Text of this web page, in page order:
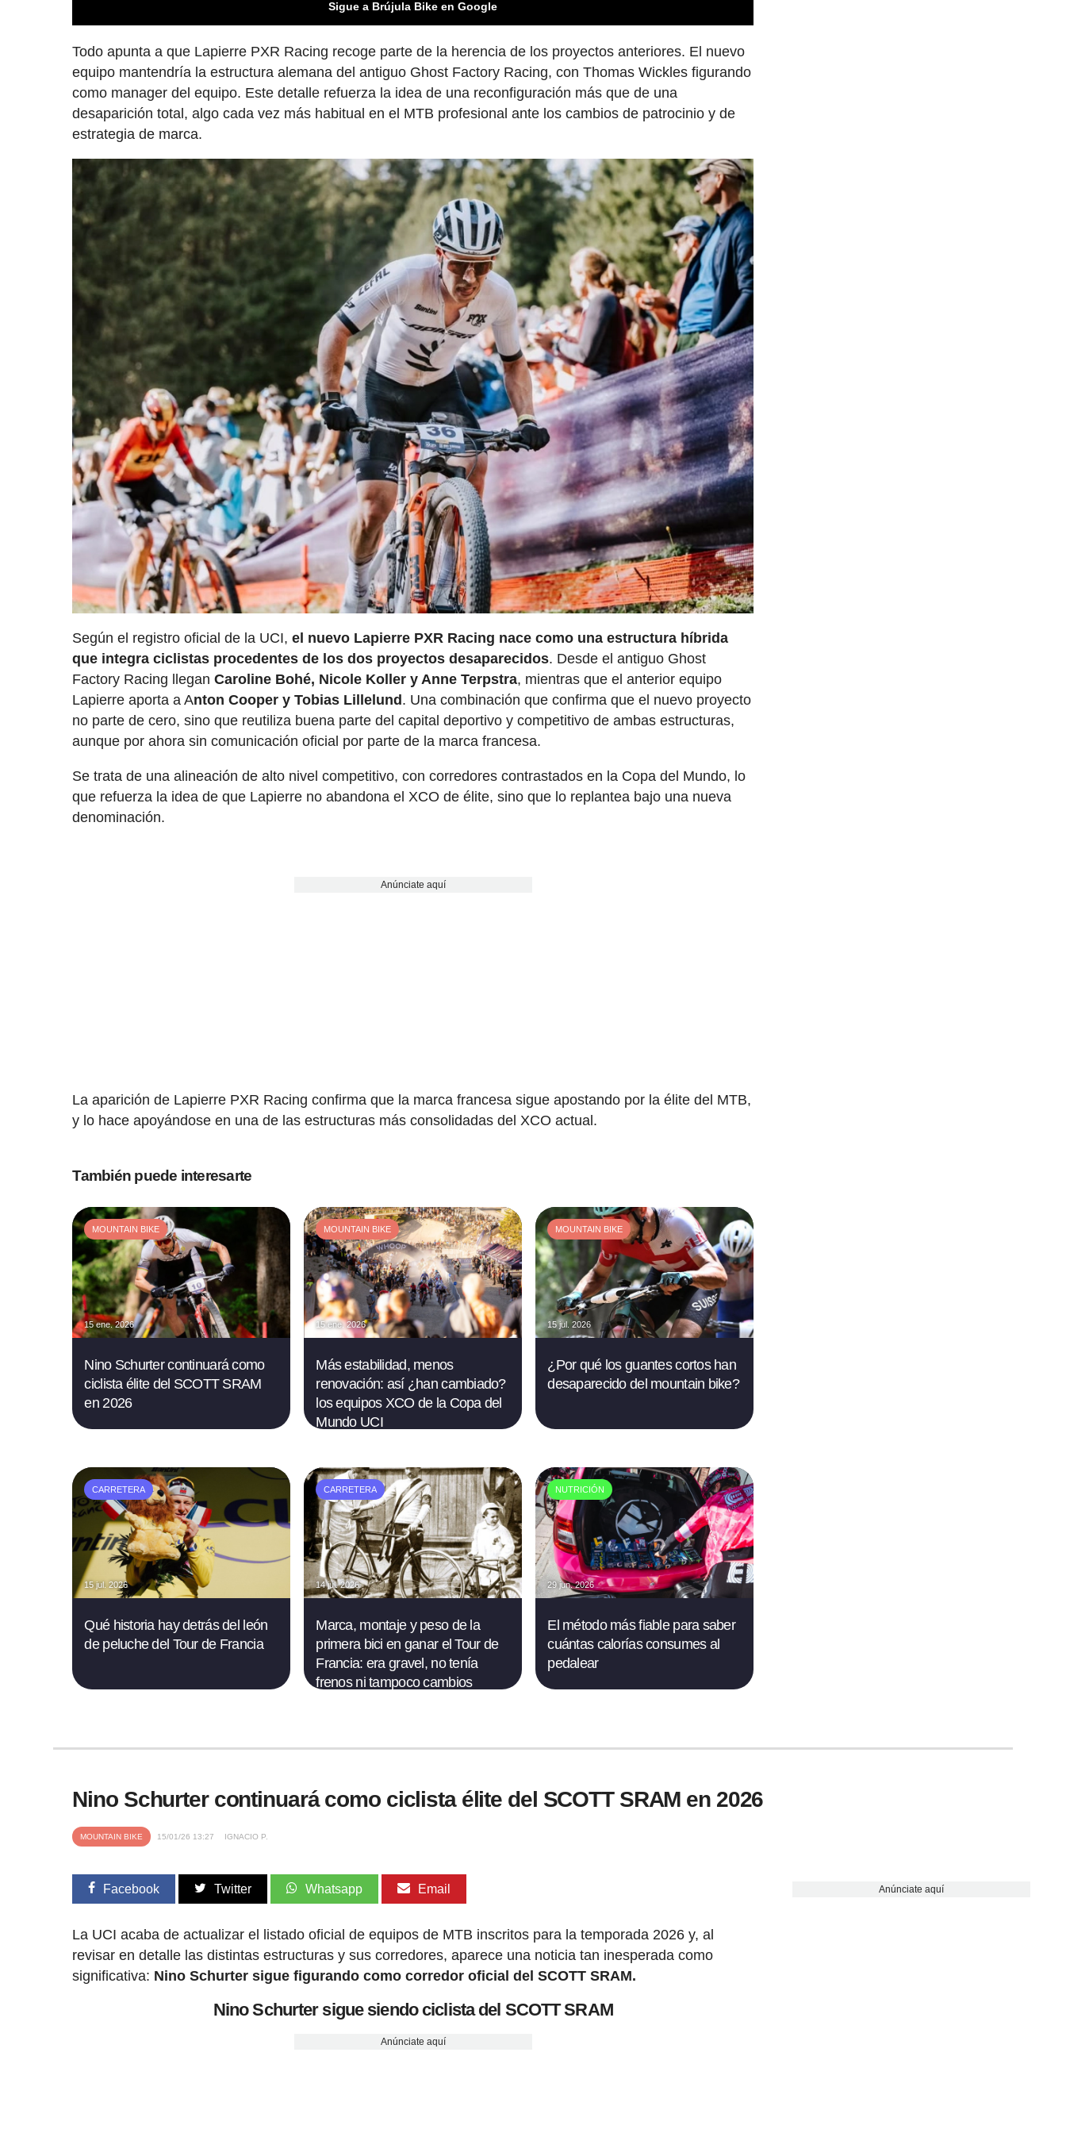
Sigue a Brújula Bike en Google
Todo apunta a que Lapierre PXR Racing recoge parte de la herencia de los proyectos anteriores. El nuevo
equipo mantendría la estructura alemana del antiguo Ghost Factory Racing, con Thomas Wickles figurando
como manager del equipo. Este detalle refuerza la idea de una reconfiguración más que de una
desaparición total, algo cada vez más habitual en el MTB profesional ante los cambios de patrocinio y de
estrategia de marca.
Según el registro oficial de la UCI, el nuevo Lapierre PXR Racing nace como una estructura híbrida
que integra ciclistas procedentes de los dos proyectos desaparecidos. Desde el antiguo Ghost
Factory Racing lleganCaroline Bohé, Nicole Koller y Anne Terpstra, mientras que el anterior equipo
Lapierre aporta a Anton Cooper y Tobias Lillelund . Una combinación que confirma que el nuevo proyecto
no parte de cero, sino que reutiliza buena parte del capital deportivo y competitivo de ambas estructuras,
aunque por ahora sin comunicación oficial por parte de la marca francesa.
Se trata de una alineación de alto nivel competitivo, con corredores contrastados en la Copa del Mundo, lo
que refuerza la idea de que Lapierre no abandona el XCO de élite, sino que lo replantea bajo una nueva
denominación.
Anúnciate aquí
La aparición de Lapierre PXR Racing confirma que la marca francesa sigue apostando por la élite del MTB,
y lo hace apoyándose en una de las estructuras más consolidadas del XCO actual.
También puede interesarte
MOUNTAIN BIKE
15 ene. 2026
Nino Schurter continuará como
ciclista élite del SCOTT SRAM
en 2026
MOUNTAIN BIKE
15 ene. 2026
Más estabilidad, menos
renovación: así ¿han cambiado?
los equipos XCO de la Copa del
Mundo UCI
MOUNTAIN BIKE
15 jul. 2026
¿Por qué los guantes cortos han
desaparecido del mountain bike?
CARRETERA
15 jul. 2026
Qué historia hay detrás del león
de peluche del Tour de Francia
CARRETERA
14 jul. 2026
Marca, montaje y peso de la
primera bici en ganar el Tour de
Francia: era gravel, no tenía
frenos ni tampoco cambios
NUTRICIÓN
29 jun. 2026
El método más fiable para saber
cuántas calorías consumes al
pedalear
Nino Schurter continuará como ciclista élite del SCOTT SRAM en 2026
MOUNTAIN BIKE 15/01/26 13:27 IGNACIO P.
Facebook Twitter Whatsapp Email
La UCI acaba de actualizar el listado oficial de equipos de MTB inscritos para la temporada 2026 y, al
revisar en detalle las distintas estructuras y sus corredores, aparece una noticia tan inesperada como
significativa: Nino Schurter sigue figurando como corredor oficial del SCOTT SRAM.
Nino Schurter sigue siendo ciclista del SCOTT SRAM
Anúnciate aquí
Anúnciate aquí